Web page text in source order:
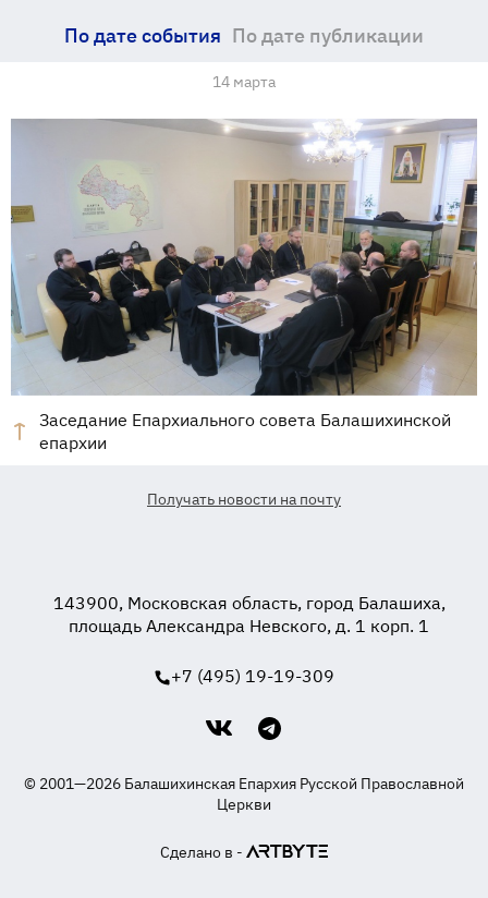
По дате события По дате публикации
14 марта
Заседание Епархиального совета Балашихинской
епархии
Получать новости на почту
143900, Московская область, город Балашиха,
площадь Александра Невского, д. 1 корп. 1
+7 (495) 19-19-309
© 2001—2026 Балашихинская Епархия Русской Православной
Церкви
Сделано в -